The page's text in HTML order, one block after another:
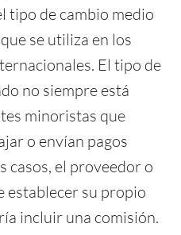
tipo de cambio medio
se utiliza en los
El tipo de
no siempre está
minoristas que
o envían pagos
casos, el proveedor o
establecer su propio
incluir una comisión.